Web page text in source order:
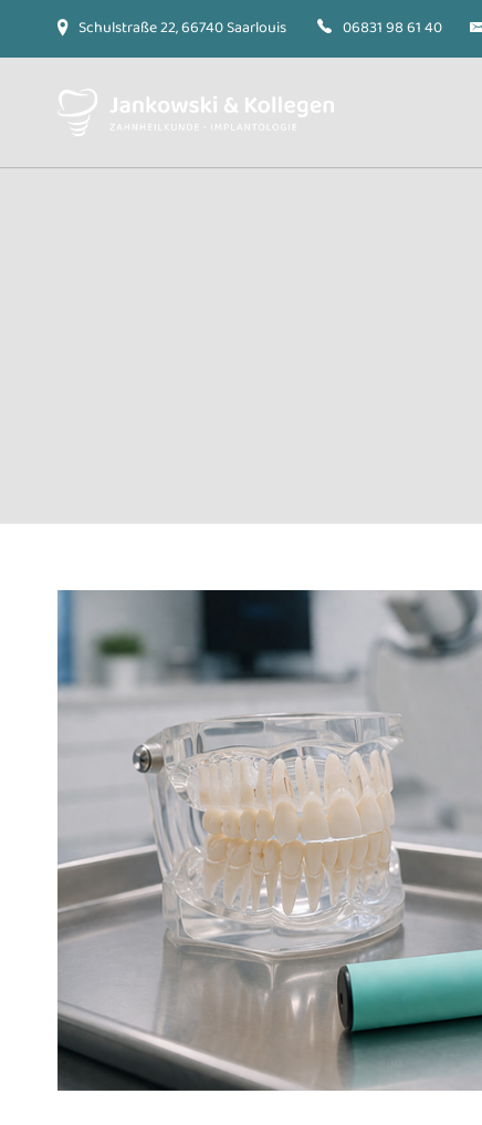
Schulstraße 22, 66740 Saarlouis 06831 98 61 40